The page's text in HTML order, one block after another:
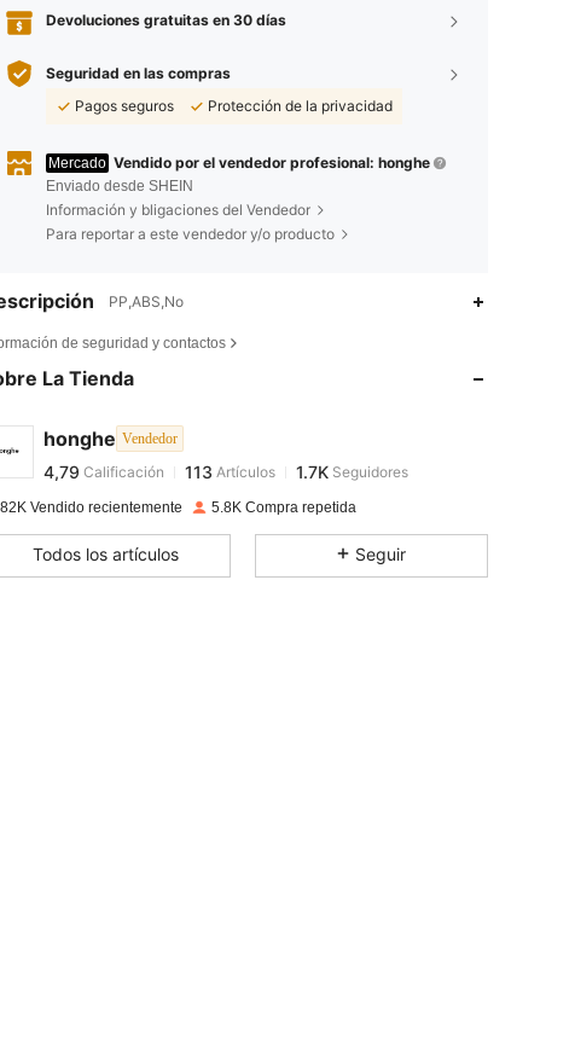
Devoluciones gratuitas en 30 días
Seguridad en las compras
Pagos seguros
Protección de la privacidad
Mercado Vendido por el vendedor profesional: honghe
Enviado desde SHEIN
Información y bligaciones del Vendedor
Para reportar a este vendedor y/o producto
PP,ABS,No
de seguridad y contactos
La Tienda
honghe Vendedor
4,79
4,79
m***lpagadoHace 1 día
4,79 113 1.7K
82K Vendido recientemente 5.8K Compra repetida
Todos los artículos Seguir